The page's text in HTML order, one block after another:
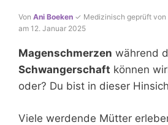
Von Ani Boeken ✓ Medizinisch geprüft von
am 12. Januar 2025
Magenschmerzen während
Schwangerschaft können
oder? Du bist in dieser
Viele werdende Mütter